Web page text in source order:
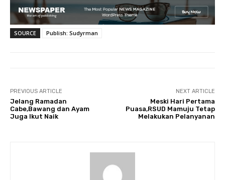
SOURCE Publish: Sudyrman
PREVIOUS ARTICLE
Jelang Ramadan
Cabe,Bawang dan Ayam
Juga Ikut Naik
NEXT ARTICLE
Meski Hari Pertama
Puasa,RSUD Mamuju Tetap
Melakukan Pelanyanan